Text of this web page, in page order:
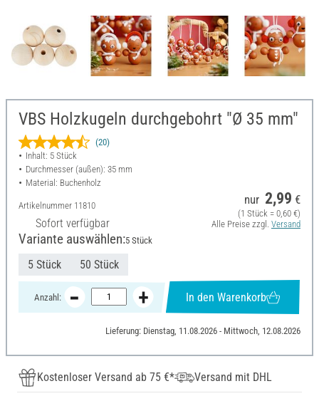
VBS Holzkugeln durchgebohrt "Ø 35 mm"
(20)
Inhalt: 5 Stück
Durchmesser (außen): 35 mm
Material: Buchenholz
Artikelnummer 11810
Sofort verfügbar
nur 2,99 €
(1 Stück = 0,60 €)
Alle Preise zzgl. Versand
Variante auswählen:5 Stück
5 Stück 50 Stück
Anzahl: In den Warenkorb
Lieferung: Dienstag, 11.08.2026 - Mittwoch, 12.08.2026
Kostenloser Versand ab 75 €*
Versand mit DHL